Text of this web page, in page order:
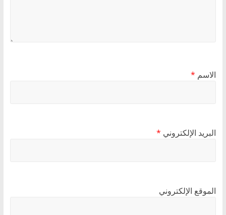
الاسم *
البريد الإلكتروني *
الموقع الإلكتروني